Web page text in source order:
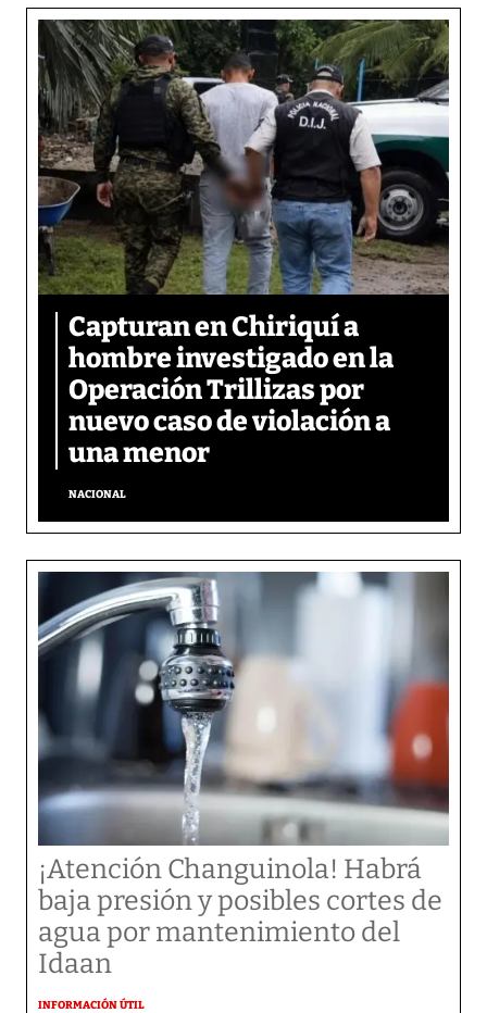
Capturan en Chiriquí a
hombre investigado en la
Operación Trillizas por
nuevo caso de violación a
una menor
NACIONAL
¡Atención Changuinola! Habrá
baja presión y posibles cortes de
agua por mantenimiento del
Idaan
INFORMACIÓN ÚTIL